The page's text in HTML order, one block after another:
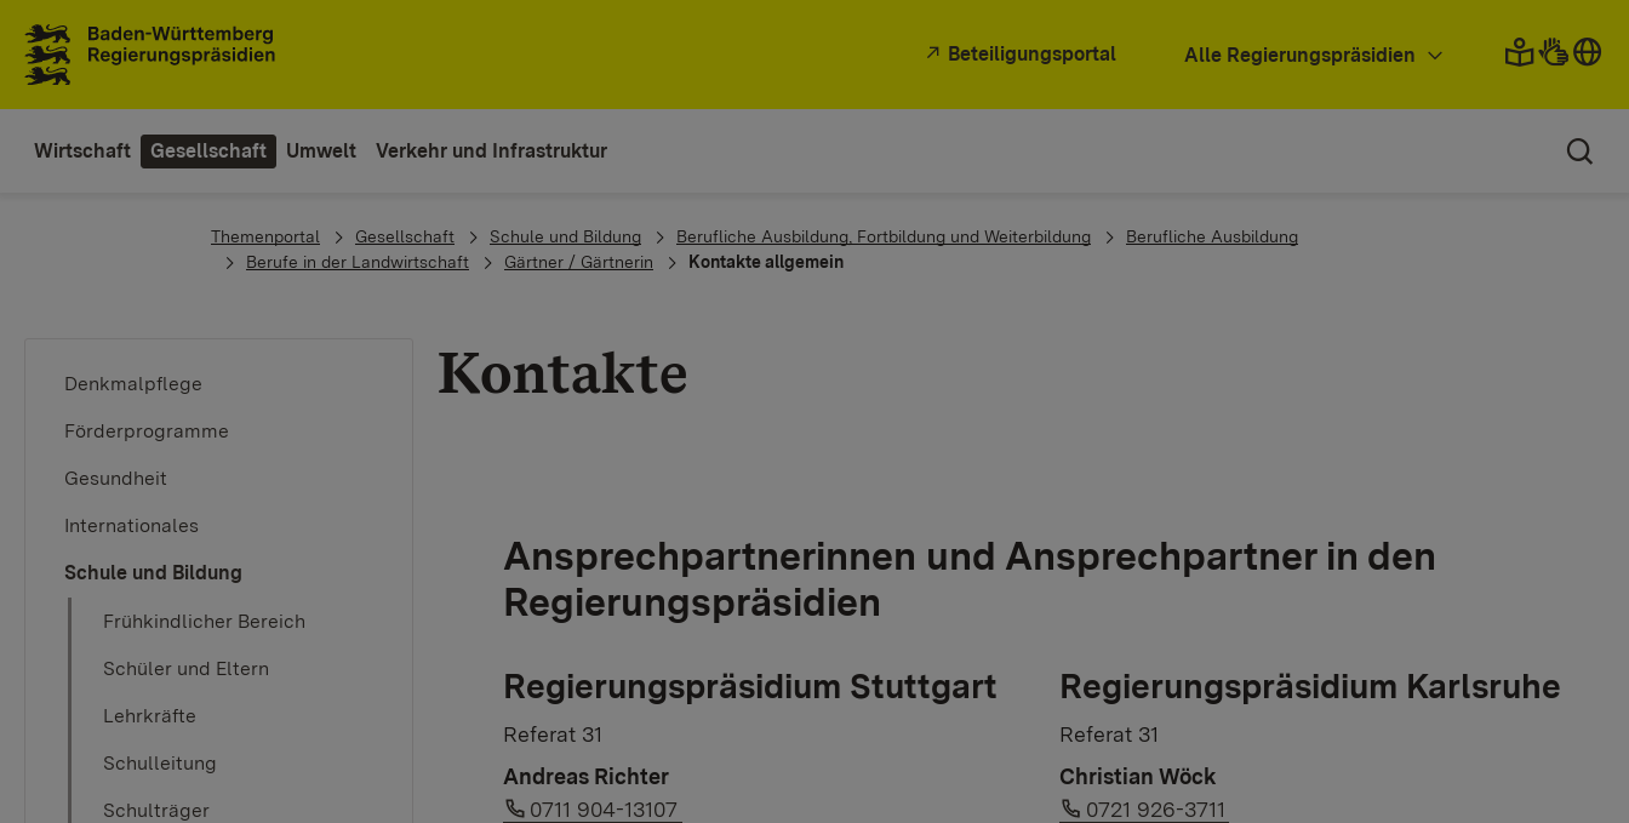
Beteiligungsportal Alle Regierungspräsidien
Wirtschaft Gesellschaft Umwelt Verkehr und Infrastruktur
You are here:
Themenportal Gesellschaft Schule und Bildung Berufliche Ausbildung, Fortbildung und Weiterbildung
Berufliche Ausbildung
Berufe in der Landwirtschaft
Gärtner / Gärtnerin Kontakte allgemein
Denkmalpflege
Förderprogramme
Gesundheit
Internationales
Schule und Bildung
Frühkindlicher Bereich
Schüler und Eltern
Lehrkräfte
Schulleitung
Schulträger
Kontakte
Ansprechpartnerinnen und Ansprechpartner in den
Regierungspräsidien
Regierungspräsidium Stuttgart
Referat 31
Andreas Richter
Link to phone number:
0711 904-13107
Regierungspräsidium Karlsruhe
Referat 31
Christian Wöck
Link to phone number:
0721 926-3711